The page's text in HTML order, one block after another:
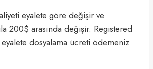
eyalete göre değişir ve
200$ arasında değişir. Registered
dosyalama ücreti ödemeniz